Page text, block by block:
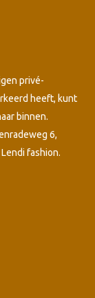
privé-
heeft, kunt
binnen.
6,
fashion.